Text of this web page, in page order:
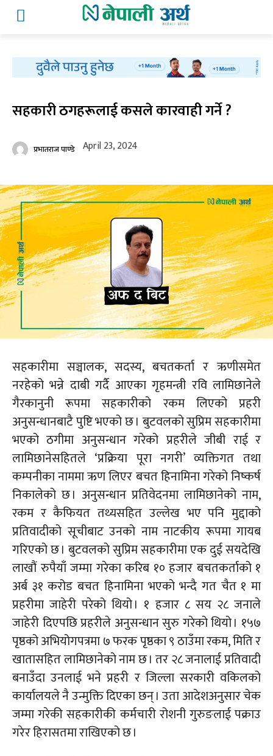
सहकारी ठगहरूलाई कसले कारवाही गर्ने ?
प्रभातराज पाण्डे April 23, 2024
सहकारीमा सञ्चालक, सदस्य, बचतकर्ता र ऋणीसमेत
नरहेको भन्ने दाबी गर्दै आएका गृहमन्त्री रवि लामिछानेले
गैरकानुनी रूपमा सहकारीको रकम लिएको प्रहरी
अनुसन्धानबाटै पुष्टि भएको छ । बुटवलको सुप्रिम सहकारीमा
भएको ठगीमा अनुसन्धान गरेको प्रहरीले जीबी राई र
लामिछानेसहितले ‘प्रक्रिया पूरा नगरी’ व्यक्तिगत तथा
कम्पनीका नाममा ऋण लिएर बचत हिनामिना गरेको निष्कर्ष
निकालेको छ । अनुसन्धान प्रतिवेदनमा लामिछानेको नाम,
रकम र कैफियत तथ्यसहित उल्लेख भए पनि मुद्दाको
प्रतिवादीको सूचीबाट उनको नाम नाटकीय रूपमा गायब
गरिएको छ । बुटवलको सुप्रिम सहकारीमा एक दुई सयदेखि
लाखौं रुपैयाँ जम्मा गरेका करिब १० हजार बचतकर्ताको १
अर्ब ३१ करोड बचत हिनामिना भएको भन्दै गत चैत १ मा
प्रहरीमा जाहेरी परेको थियो । १ हजार ८ सय २८ जनाले
जाहेरी दिएपछि प्रहरीले अनुसन्धान सुरु गरेको थियो । १५७
पृष्ठको अभियोगपत्रमा ७ फरक पृष्ठका ९ ठाउँमा रकम, मिति र
खातासहितलामिछानेको नाम छ । तर २८ जनालाई प्रतिवादी
बनाउँदा उनलाई भने प्रहरी र जिल्ला सरकारी वकिलको
कार्यालयले नै उन्मुक्ति दिएका छन् । उता आदेशअनुसार चेक
जम्मा गरेकी सहकारीकी कर्मचारी रोशनी गुरुङलाई पक्राउ
गरेर हिरासतमा राखिएको छ ।